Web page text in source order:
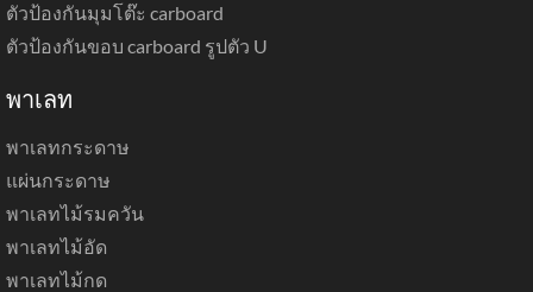
ตัวป้องกันมุมโต๊ะ carboard
ตัวป้องกันขอบ carboard รูปตัว U
พาเลท
พาเลทกระดาษ
แผ่นกระดาษ
พาเลทไม้รมควัน
พาเลทไม้อัด
พาเลทไม้กด